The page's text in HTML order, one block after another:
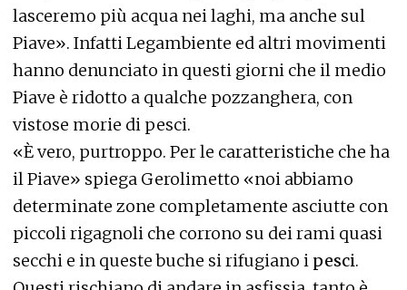
lasceremo più acqua nei laghi, ma anche sul
Piave». Infatti Legambiente ed altri movimenti
hanno denunciato in questi giorni che il medio
Piave è ridotto a qualche pozzanghera, con
vistose morie di pesci.
«È vero, purtroppo. Per le caratteristiche che ha
il Piave» spiega Gerolimetto «noi abbiamo
determinate zone completamente asciutte con
piccoli rigagnoli che corrono su dei rami quasi
secchi e in queste buche si rifugiano i pesci.